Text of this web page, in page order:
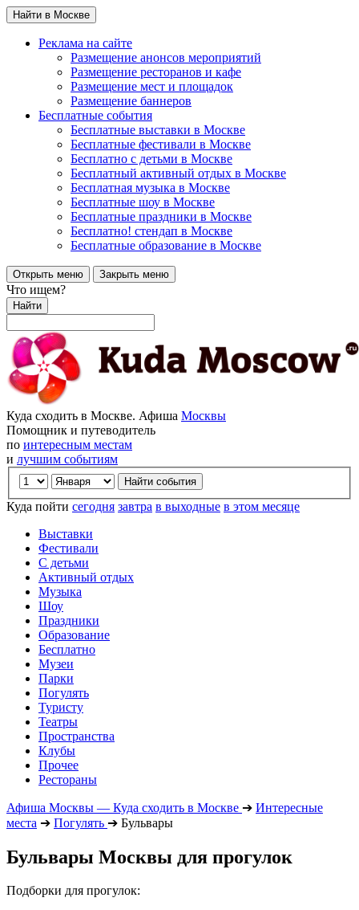
Найти в Москве
Реклама на сайте
Размещение анонсов мероприятий
Размещение ресторанов и кафе
Размещение мест и площадок
Размещение баннеров
Бесплатные события
Бесплатные выставки в Москве
Бесплатные фестивали в Москве
Бесплатно с детьми в Москве
Бесплатный активный отдых в Москве
Бесплатная музыка в Москве
Бесплатные шоу в Москве
Бесплатные праздники в Москве
Бесплатно! стендап в Москве
Бесплатные образование в Москве
Открыть меню Закрыть меню
Что ищем?
Найти
Куда сходить в Москве. Афиша Москвы
Помощник и путеводитель
по интересным местам
и лучшим событиям
Куда пойти сегодня завтра в выходные в этом месяце
Выставки
Фестивали
С детьми
Активный отдых
Музыка
Шоу
Праздники
Образование
Бесплатно
Музеи
Парки
Погулять
Туристу
Театры
Пространства
Клубы
Прочее
Рестораны
Афиша Москвы — Куда сходить в Москве ➔ Интересные
места ➔ Погулять ➔ Бульвары
Бульвары Москвы для прогулок
Подборки для прогулок: